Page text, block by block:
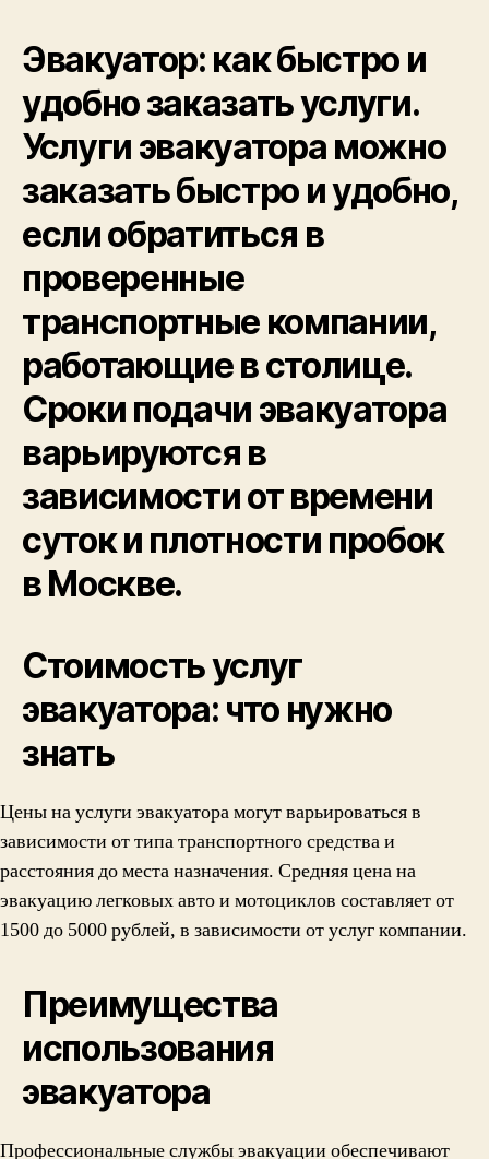
Эвакуатор: как быстро и
удобно заказать услуги.
Услуги эвакуатора можно
заказать быстро и удобно,
если обратиться в
проверенные
транспортные компании,
работающие в столице.
Сроки подачи эвакуатора
варьируются в
зависимости от времени
суток и плотности пробок
в Москве.
Стоимость услуг
эвакуатора: что нужно
знать
Цены на услуги эвакуатора могут варьироваться в
зависимости от типа транспортного средства и
расстояния до места назначения. Средняя цена на
эвакуацию легковых авто и мотоциклов составляет от
1500 до 5000 рублей, в зависимости от услуг компании.
Преимущества
использования
эвакуатора
Профессиональные службы эвакуации обеспечивают